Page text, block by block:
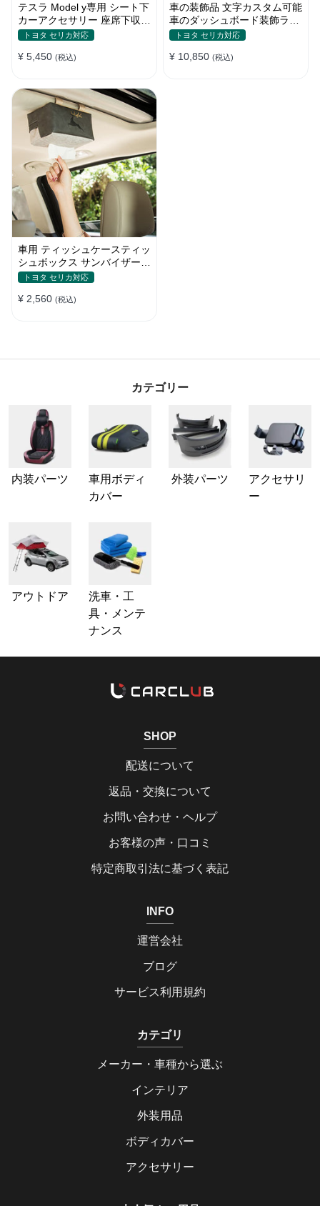
テスラ Model y専用 シート下
カーアクセサリー 座席下収納
ケース 収納スペース 取り付
トヨタ セリカ対応
¥ 5,450 (税込)
車の装飾品 文字カスタム可能
車のダッシュボード装飾ライ
ンストーン 樹脂 光沢 カップ
ュボードアクセサリー
トヨタ セリカ対応
¥ 10,850 (税込)
車用 ティッシュケースティッ
シュボックス サンバイザー取
付 車 収納 簡単取付 ワンタッ
取付簡単 車用品
トヨタ セリカ対応
¥ 2,560 (税込)
カテゴリー
内装パーツ
車用ボディ
カバー
外装パーツ
アクセサリ
ー
アウトドア
洗車・工
具・メンテ
ナンス
SHOP
配送について
返品・交換について
お問い合わせ・ヘルプ
お客様の声・口コミ
特定商取引法に基づく表記
INFO
運営会社
ブログ
サービス利用規約
カテゴリ
メーカー・車種から選ぶ
インテリア
外装用品
ボディカバー
アクセサリー